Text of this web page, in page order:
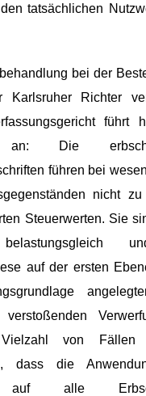
tatsächlichen
bei der
Karlsruher Richter
führt
an: Die
führen bei
nicht
Steuerwerten. Sie
auf der ersten
verstoßenden
von
dass die
auf alle